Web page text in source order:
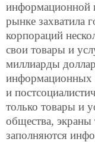
информационной
рынке захватила
корпораций
свои товары и
миллиарды
информационных
и
только товары и
общества, экраны
заполняются